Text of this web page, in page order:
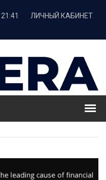
ЛИЧНЫЙ КАБИНЕТ